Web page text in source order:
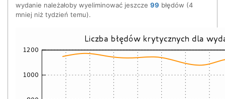
wydanie należałoby wyeliminować jeszcze 99 błędów (4
mniej niż tydzień temu).